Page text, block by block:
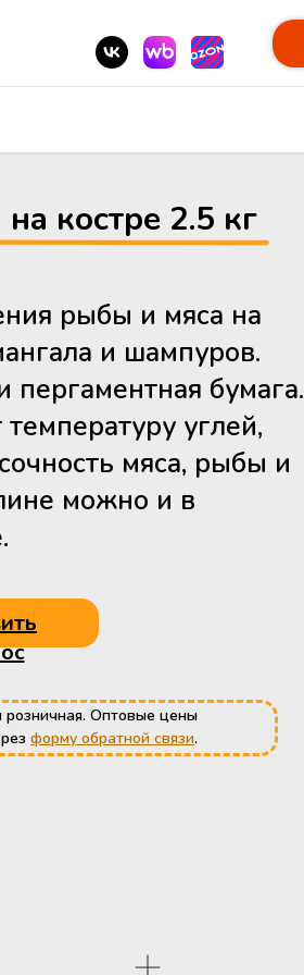
рыбы и мяса на
и шампуров.
пергаментная бумага.
углей,
мяса, рыбы и
можно и в
костре 2.5 кг
Оптовые цены
форму обратной связи.